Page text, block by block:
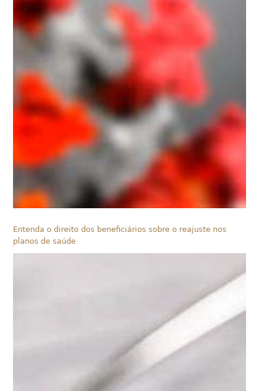
Entenda o direito dos beneficiários sobre o reajuste nos
planos de saúde